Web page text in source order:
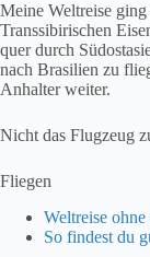
Meine Weltreise
Transsibirischen
quer durch
nach Brasilien zu
Anhalter weiter.
Nicht das Flugzeug
Fliegen
Weltreise
So findest du